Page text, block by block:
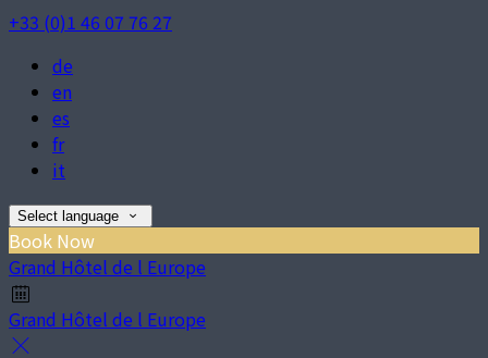
+33 (0)1 46 07 76 27
de
en
es
fr
it
Select language
Book Now
Grand Hôtel de l Europe
Grand Hôtel de l Europe